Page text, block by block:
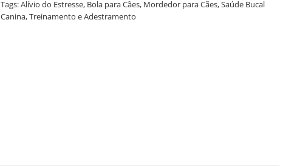
Tags:Alívio do Estresse, Bola para Cães, Mordedor para Cães,Saúde Bucal
Canina,Treinamento e Adestramento